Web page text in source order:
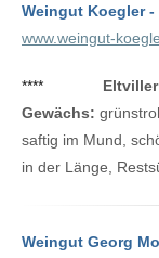
Weingut Koegler
www.weingut-
****
Gewächs:
saftig im Mund,
in der Länge,
Weingut Georg